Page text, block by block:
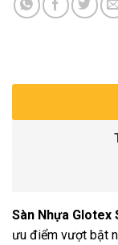
Sàn Nhựa Glotex
ưu điểm vượt bật